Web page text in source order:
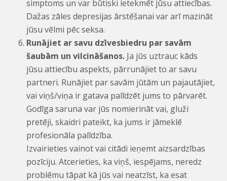
simptoms un var būtiski ietekmēt jūsu attiecības.
Dažas zāles depresijas ārstēšanai var arī mazināt
jūsu vēlmi pēc seksa.
Runājiet ar savu dzīvesbiedru par savām
šaubām un vilcināšanos. Ja jūs uztrauc kāds
jūsu attiecību aspekts, pārrunājiet to ar savu
partneri. Runājiet par savām jūtām un pajautājiet,
vai viņš/viņa ir gatava palīdzēt jums to pārvarēt.
Godīga saruna var jūs nomierināt vai, gluži
pretēji, skaidri pateikt, ka jums ir jāmeklē
profesionāla palīdzība.
Izvairieties vainot vai citādi ieņemt aizsardzības
pozīciju. Atcerieties, ka viņš, iespējams, neredz
problēmu tāpat kā jūs vai neatzīst, ka esat